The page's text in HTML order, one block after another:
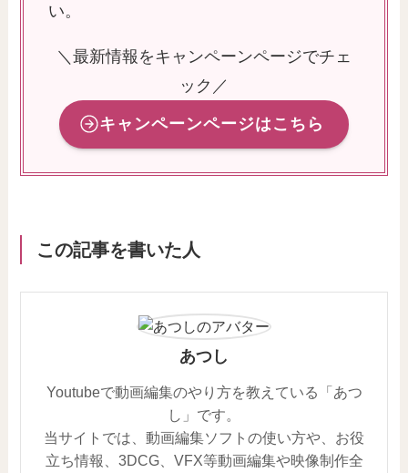
い。
＼最新情報をキャンペーンページでチェ
ック／
キャンペーンページはこちら
この記事を書いた人
あつし
Youtubeで動画編集のやり方を教えている「あつ
し」です。
当サイトでは、動画編集ソフトの使い方や、お役
立ち情報、3DCG、VFX等動画編集や映像制作全